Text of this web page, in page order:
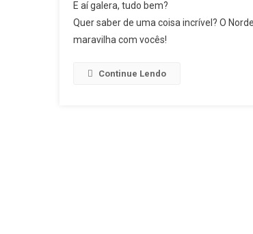
E aí galera, tudo bem?
Quer saber de uma coisa incrível? O
maravilha com vocês!
Continue Lendo